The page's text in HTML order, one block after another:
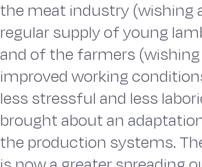
the meat industry (wishing
regular supply of young
and of the farmers (wishing
improved working
less stressful and less
brought about an
the production systems.